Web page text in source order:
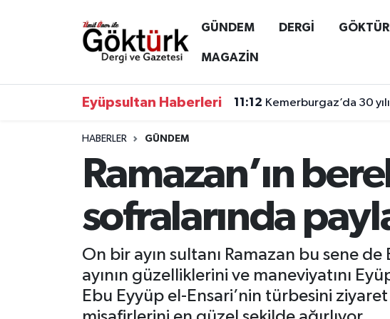
GÜNDEM DERGİ
MAGAZİN
Eyüpsultan Haberleri 11:12 Kemerburgaz’da 30
HABERLER GÜNDEM
Ramazan’ın
sofralarında
On bir ayın sultanı Ramazan bu sene
ayının güzelliklerini ve maneviyatını
Ebu Eyyüp el-Ensari’nin türbesini
Anne Çocuk
GÖKTÜRK
Eyüpsultan Hava Durumu
Tüm Manşetler
Son Dakika Haberleri